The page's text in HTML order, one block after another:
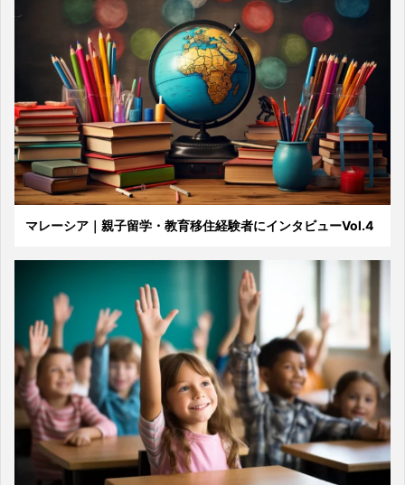
マレーシア｜親子留学・教育移住経験者にインタビューVol.4